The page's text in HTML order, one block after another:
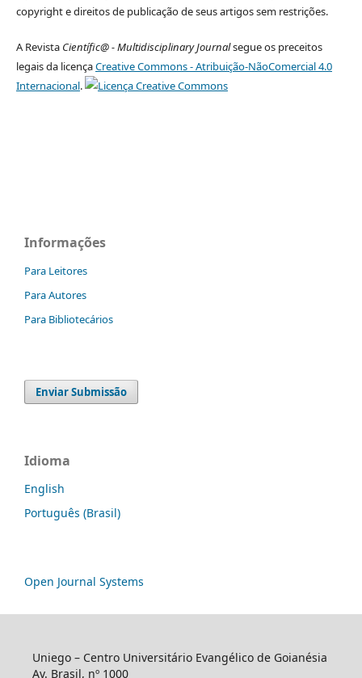
copyright e direitos de publicação de seus artigos sem restrições.
A Revista Científic@ - Multidisciplinary Journalsegue os preceitos
legais da licençaCreative Commons - Atribuição-NãoComercial 4.0
Internacional.
Informações
Para Leitores
Para Autores
Para Bibliotecários
Enviar Submissão
Idioma
English
Português (Brasil)
Open Journal Systems
Uniego – Centro Universitário Evangélico de Goianésia
Av. Brasil, nº 1000